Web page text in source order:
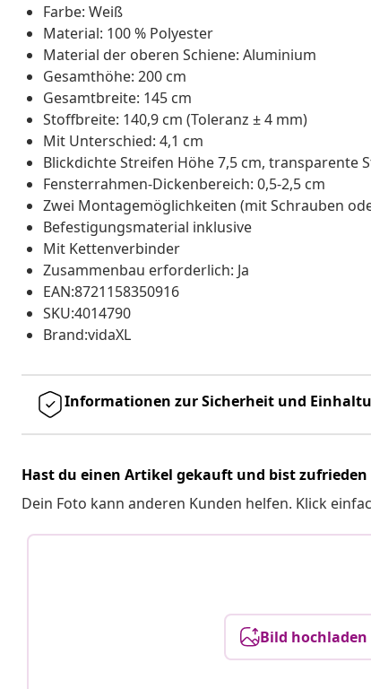
Farbe: Weiß
Material: 100 % Polyester
Material der oberen Schiene: Aluminium
Gesamthöhe: 200 cm
Gesamtbreite: 145 cm
Stoffbreite: 140,9 cm (Toleranz ± 4 mm)
Mit Unterschied: 4,1 cm
Blickdichte Streifen Höhe 7,5 cm, transparente
Fensterrahmen-Dickenbereich: 0,5-2,5 cm
Zwei Montagemöglichkeiten (mit Schrauben
Befestigungsmaterial inklusive
Mit Kettenverbinder
Zusammenbau erforderlich: Ja
EAN:8721158350916
SKU:4014790
Brand:vidaXL
Informationen zur Sicherheit und
Hast du einen Artikel gekauft und bist
Dein Foto kann anderen Kunden helfen. Klick
Bild hochladen